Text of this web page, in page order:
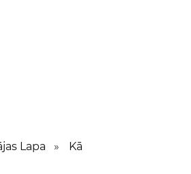
Lapa Kā